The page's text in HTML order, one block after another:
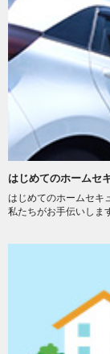
はじめてのホームセ
はじめてのホームセキ
私たちがお手伝いしま